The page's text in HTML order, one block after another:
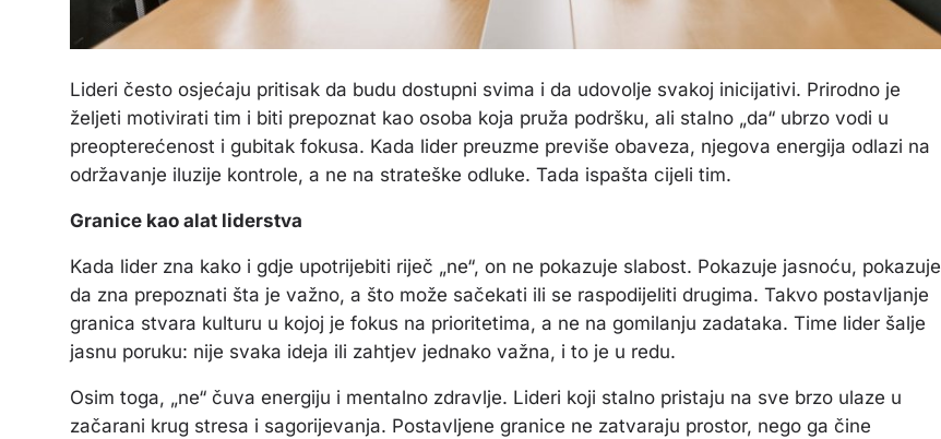
Lideri često osjećaju pritisak da budu dostupni svima i da udovolje svakoj inicijativi. Prirodno je
željeti motivirati tim i biti prepoznat kao osoba koja pruža podršku, ali stalno „da“ ubrzo vodi u
preopterećenost i gubitak fokusa. Kada lider preuzme previše obaveza, njegova energija odlazi na
održavanje iluzije kontrole, a ne na strateške odluke. Tada ispašta cijeli tim.
Granice kao alat liderstva
Kada lider zna kako i gdje upotrijebiti riječ „ne“, on ne pokazuje slabost. Pokazuje jasnoću, pokazuje
da zna prepoznati šta je važno, a što može sačekati ili se raspodijeliti drugima. Takvo postavljanje
granica stvara kulturu u kojoj je fokus na prioritetima, a ne na gomilanju zadataka. Time lider šalje
jasnu poruku: nije svaka ideja ili zahtjev jednako važna, i to je u redu.
Osim toga, „ne“ čuva energiju i mentalno zdravlje. Lideri koji stalno pristaju na sve brzo ulaze u
začarani krug stresa i sagorijevanja. Postavljene granice ne zatvaraju prostor, nego ga čine